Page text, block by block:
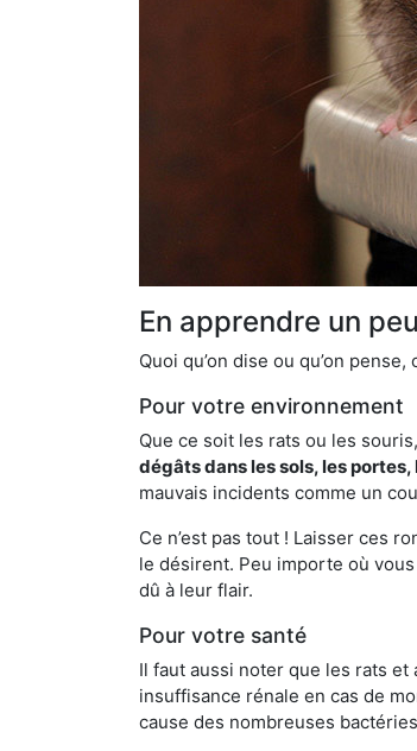
En apprendre un
Quoi qu’on dise ou qu’on
Pour votre environnement
Que ce soit les rats ou les
dégâts dans les sols, les portes,
mauvais incidents comme un
Ce n’est pas tout ! Laisser ces
le désirent. Peu importe où
dû à leur flair.
Pour votre santé
Il faut aussi noter que les rats
insuffisance rénale en cas de
cause des nombreuses